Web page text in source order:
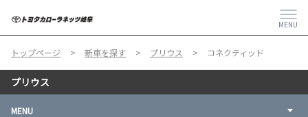
MENU
トップページ 新車を探す プリウス コネクティッド
プリウス
MENU